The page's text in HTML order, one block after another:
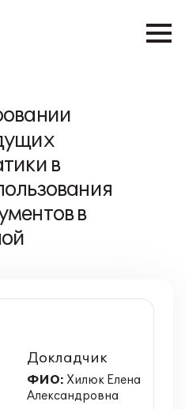
в
в
Докладчик
ФИО: Хилюк Елена
Александровна